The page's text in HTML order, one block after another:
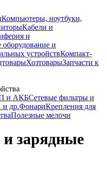
Компьютеры, ноутбуки,
Кабели и
и
оборудование и
устройствКомпакт-
ХозтоварыЗапчасти к
и АКБСетевые фильтры и
др.ФонариКрепления для
Полезные мелочи
зарядные